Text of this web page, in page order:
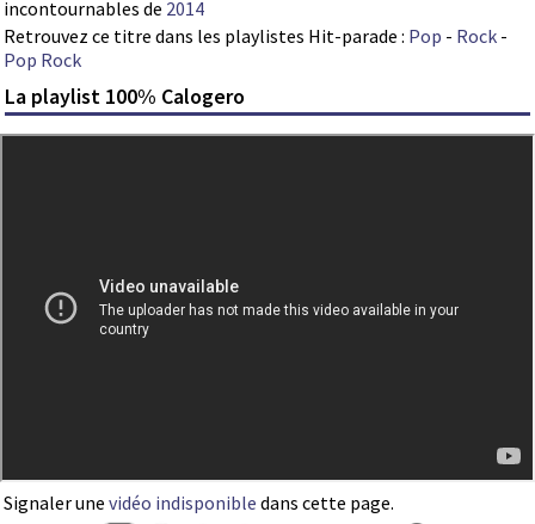
incontournables de 2014
Retrouvez ce titre dans les playlistes Hit-parade : Pop - Rock -
Pop Rock
La playlist 100% Calogero
Signaler une vidéo indisponible dans cette page.